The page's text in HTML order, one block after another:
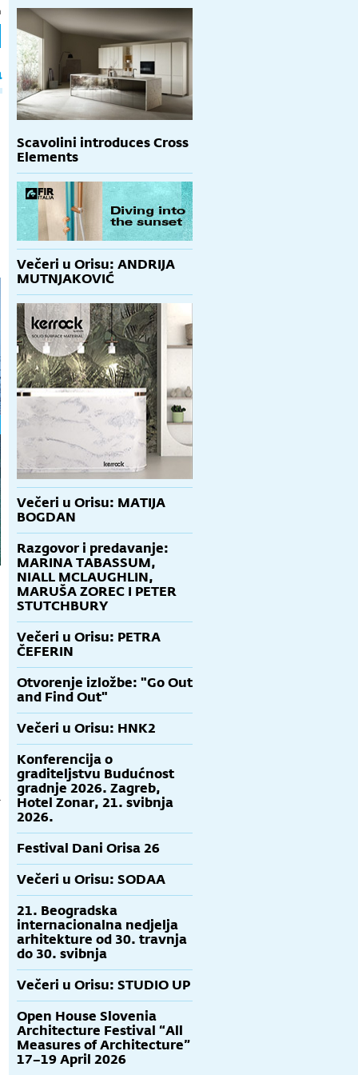
Scavolini introduces Cross
Elements
Večeri u Orisu: ANDRIJA
MUTNJAKOVIĆ
Večeri u Orisu: MATIJA
BOGDAN
Razgovor i predavanje:
MARINA TABASSUM,
NIALL MCLAUGHLIN,
MARUŠA ZOREC I PETER
STUTCHBURY
Večeri u Orisu: PETRA
ČEFERIN
Otvorenje izložbe: "Go Out
and Find Out"
Večeri u Orisu: HNK2
Konferencija o
graditeljstvu Budućnost
gradnje 2026. Zagreb,
Hotel Zonar, 21. svibnja
2026.
Festival Dani Orisa 26
Večeri u Orisu: SODAA
21. Beogradska
internacionalna nedjelja
arhitekture od 30. travnja
do 30. svibnja
Večeri u Orisu: STUDIO UP
Open House Slovenia
Architecture Festival “All
Measures of Architecture”
17–19 April 2026